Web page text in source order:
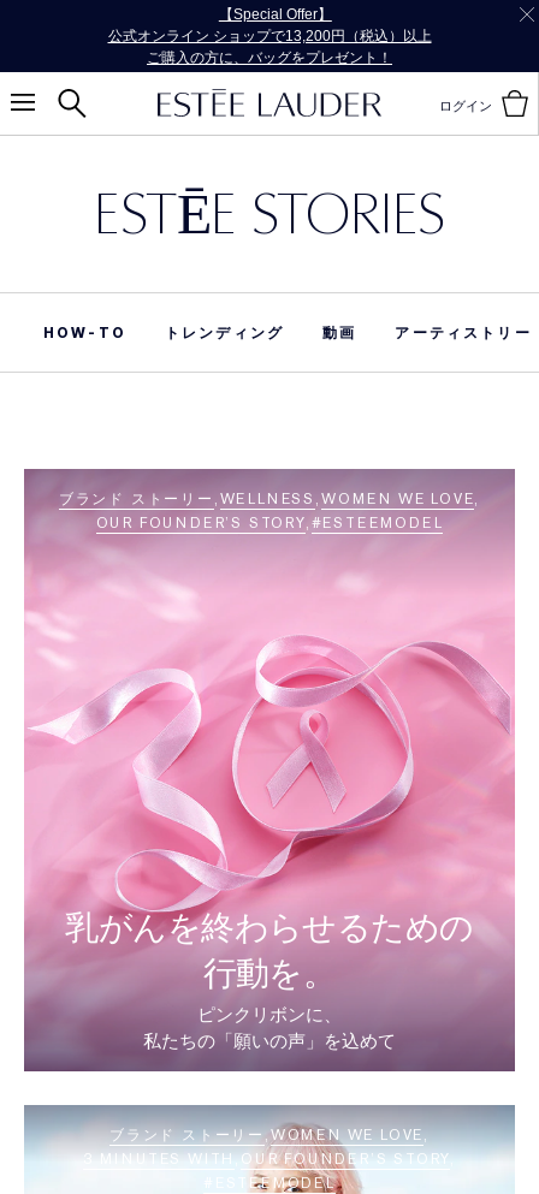
【Special Offer】
公式オンライン ショップで13,200円（税込）以上
ご購入の方に、バッグをプレゼント！
ログイン
ESTĒE STORIES
HOW-TO トレンディング 動画 アーティストリー
乳がんを終わらせるための
行動を。
ピンクリボンに、
私たちの「願いの声」を込めて
ブランド ストーリー WELLNESS WOMEN WE LOVE
OUR FOUNDER’S STORY #ESTEEMODEL
ブランド ストーリー WOMEN WE LOVE
3 MINUTES WITH OUR FOUNDER’S STORY
#ESTEEMODEL